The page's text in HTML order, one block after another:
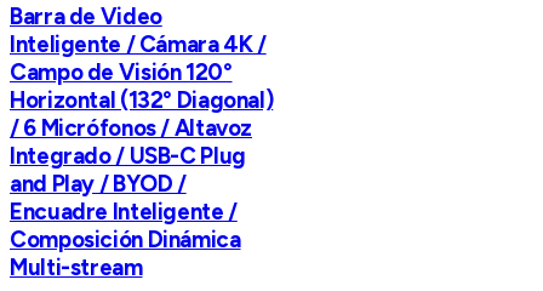
Barra de Video
Inteligente / Cámara 4K /
Campo de Visión 120°
Horizontal (132° Diagonal)
/ 6 Micrófonos / Altavoz
Integrado / USB-C Plug
and Play / BYOD /
Encuadre Inteligente /
Composición Dinámica
Multi-stream